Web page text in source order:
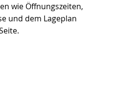
wie Öffnungszeiten,
und dem Lageplan